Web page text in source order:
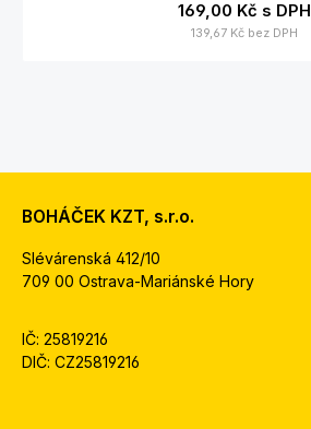
169,00 Kč s DPH
139,67 Kč bez DPH
BOHÁČEK KZT, s.r.o.
Slévárenská 412/10
709 00 Ostrava-Mariánské Hory
IČ: 25819216
DIČ: CZ25819216